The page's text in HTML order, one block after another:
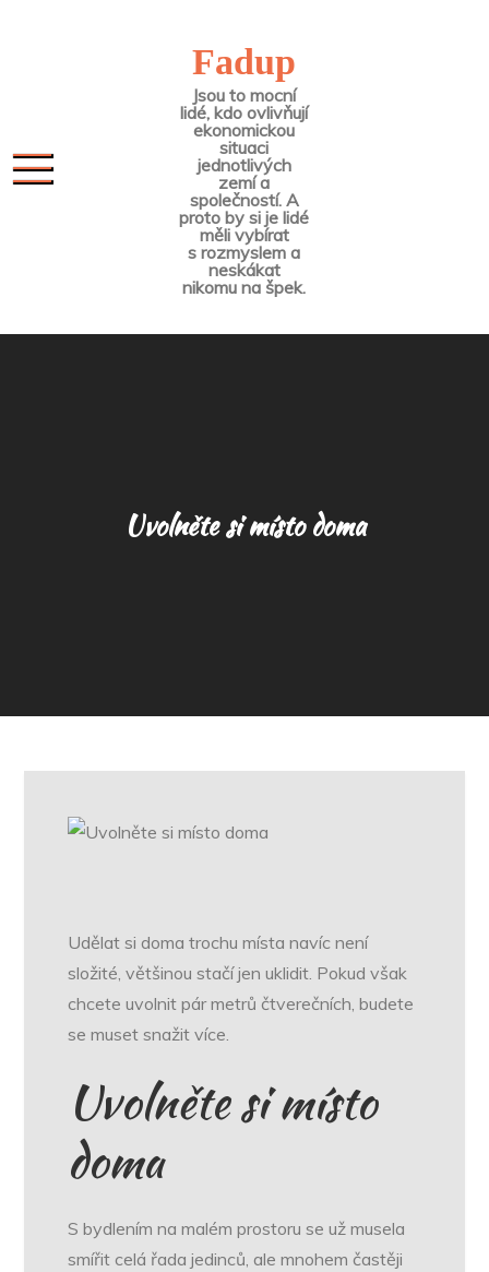
Fadup
Jsou to mocní
lidé, kdo ovlivňují
ekonomickou
situaci
jednotlivých
zemí a
společností. A
proto by si je lidé
měli vybírat
s rozmyslem a
neskákat
nikomu na špek.
Uvolněte si místo doma
Udělat si doma trochu místa navíc není
složité, většinou stačí jen uklidit. Pokud však
chcete uvolnit pár metrů čtverečních, budete
se muset snažit více.
Uvolněte si místo
doma
S bydlením na malém prostoru se už musela
smířit celá řada jedinců, ale mnohem častěji